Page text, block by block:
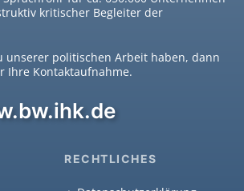
kritischer Begleiter der
unserer politischen Arbeit haben, dann
Ihre Kontaktaufnahme.
RECHTLICHES